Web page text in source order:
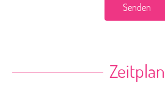
Senden
Zeitplan